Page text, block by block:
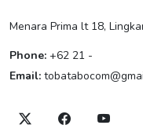
Menara Prima lt 18,
Phone: +62 21 -
Email: